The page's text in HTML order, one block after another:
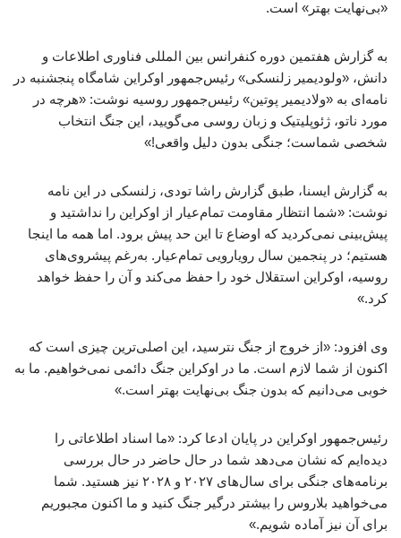
«بی‌نهایت بهتر» است.
به گزارش هفتمین دوره کنفرانس بین المللی فناوری اطلاعات و
دانش، «ولودیمیر زلنسکی» رئیس‌جمهور اوکراین شامگاه پنجشنبه در
نامه‌ای به «ولادیمیر پوتین» رئیس‌جمهور روسیه نوشت: «هرچه در
مورد ناتو، ژئوپلیتیک و زبان روسی می‌گویید، این جنگ انتخاب
شخصی شماست؛ جنگی بدون دلیل واقعی!»
به گزارش ایسنا، طبق گزارش راشا تودی، زلنسکی در این نامه
نوشت: «شما انتظار مقاومت تمام‌عیار از اوکراین را نداشتید و
پیش‌بینی نمی‌کردید که اوضاع تا این حد پیش برود. اما همه ما اینجا
هستیم؛ در پنجمین سال رویارویی تمام‌عیار. به‌رغم پیشروی‌های
روسیه، اوکراین استقلال خود را حفظ می‌کند و آن را حفظ خواهد
کرد.»
وی افزود: «از خروج از جنگ نترسید، این اصلی‌ترین چیزی است که
اکنون از شما لازم است. ما در اوکراین جنگ دائمی نمی‌خواهیم. ما به
خوبی می‌دانیم که بدون جنگ بی‌نهایت بهتر است.»
رئیس‌جمهور اوکراین در پایان ادعا کرد: «ما اسناد اطلاعاتی را
دیده‌ایم که نشان می‌دهد شما در حال حاضر در حال بررسی
برنامه‌های جنگی برای سال‌های ۲۰۲۷ و ۲۰۲۸ نیز هستید. شما
می‌خواهید بلاروس را بیشتر درگیر جنگ کنید و ما اکنون مجبوریم
برای آن نیز آماده شویم.»